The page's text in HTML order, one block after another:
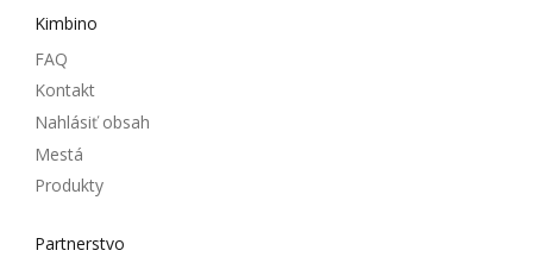
Kimbino
FAQ
Kontakt
Nahlásiť obsah
Mestá
Produkty
Partnerstvo